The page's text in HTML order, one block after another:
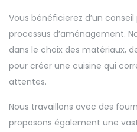
Vous bénéficierez d’un
processus d’aménagement.
dans le choix des matériaux,
pour créer une cuisine qui
attentes.
Nous travaillons avec des
proposons également une